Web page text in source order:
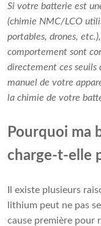
Si votre batterie est
(chimie NMC/LCO
portables, drones,
comportement sont
directement ces
manuel de votre
la chimie de votre
Pourquoi ma
charge-t-elle
Il existe plusieurs
lithium peut ne pas
cause première pour